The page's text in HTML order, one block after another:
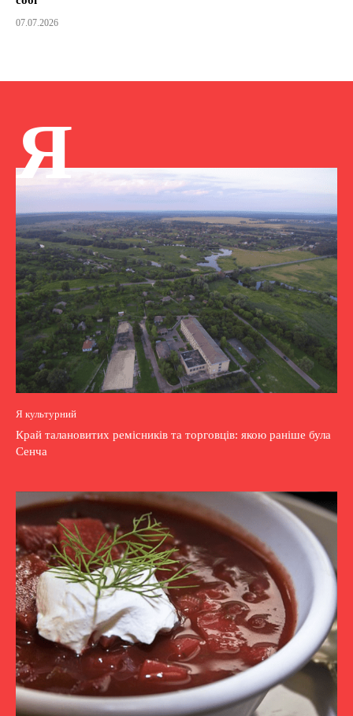
07.07.2026
Я
Я культурний
Край талановитих ремісників та торговців: якою раніше була
Сенча